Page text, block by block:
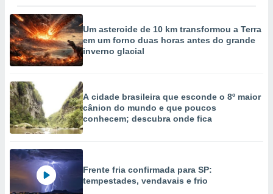
Um asteroide de 10 km transformou a Terra
em um forno duas horas antes do grande
inverno glacial
A cidade brasileira que esconde o 8º maior
cânion do mundo e que poucos
conhecem; descubra onde fica
Frente fria confirmada para SP:
tempestades, vendavais e frio